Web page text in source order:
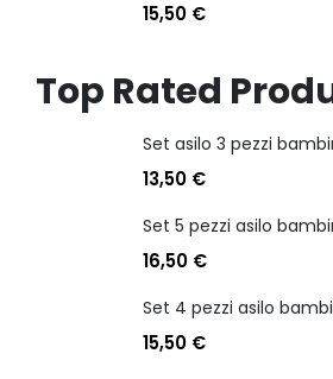
15,50 €
Top Rated
13,50 €
16,50 €
15,50 €